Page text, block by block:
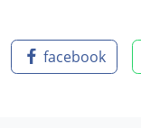
facebook